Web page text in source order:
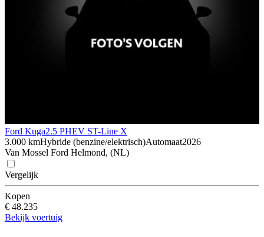
Ford Kuga2.5 PHEV ST-Line X
3.000 kmHybride (benzine/elektrisch)Automaat2026
Van Mossel Ford Helmond, (NL)
Vergelijk
Kopen
€ 48.235
Bekijk voertuig